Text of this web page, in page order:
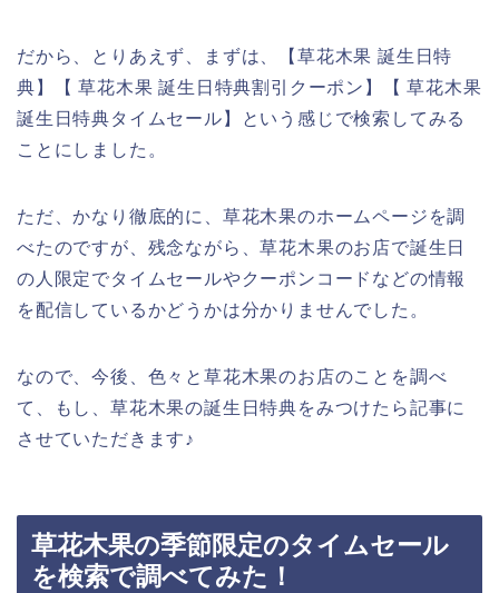
だから、とりあえず、まずは、【草花木果 誕生日特
典】【 草花木果 誕生日特典割引クーポン】【 草花木果
誕生日特典タイムセール】という感じで検索してみる
ことにしました。
ただ、かなり徹底的に、草花木果のホームページを調
べたのですが、残念ながら、草花木果のお店で誕生日
の人限定でタイムセールやクーポンコードなどの情報
を配信しているかどうかは分かりませんでした。
なので、今後、色々と草花木果のお店のことを調べ
て、もし、草花木果の誕生日特典をみつけたら記事に
させていただきます♪
草花木果の季節限定のタイムセール
を検索で調べてみた！